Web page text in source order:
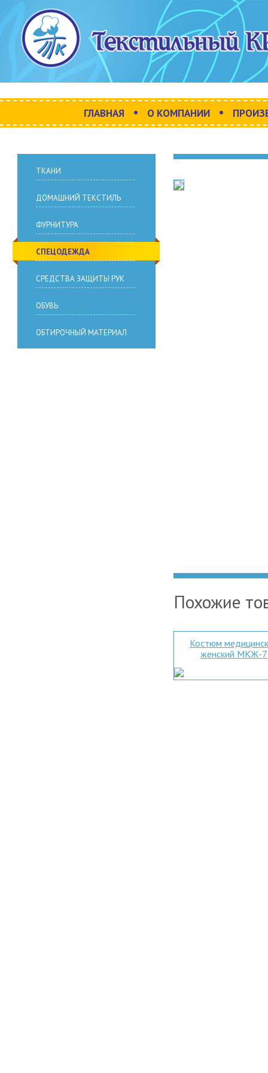
ГЛАВНАЯ • О КОМПАНИИ •
Похожие
Костюм
женский МКЖ-7
ТКАНИ
ДОМАШНИЙ ТЕКСТИЛЬ
ФУРНИТУРА
СПЕЦОДЕЖДА
СРЕДСТВА ЗАЩИТЫ РУК
ОБУВЬ
ОБТИРОЧНЫЙ МАТЕРИАЛ